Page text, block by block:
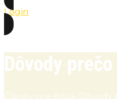
Login
Dôvody
Články pre štítok Dôvody